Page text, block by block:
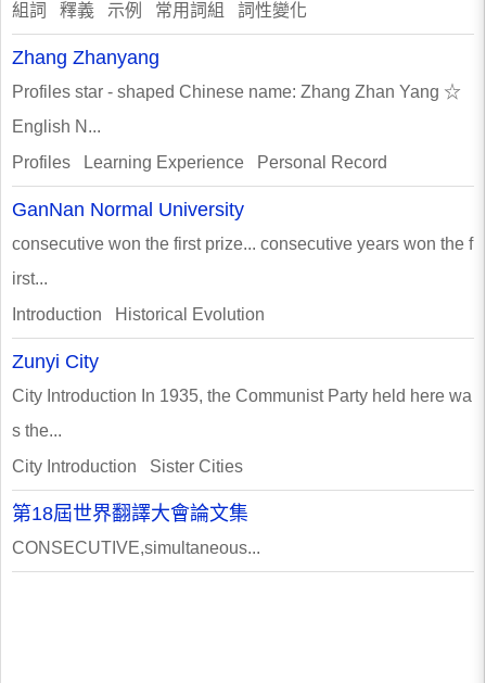
組詞 釋義 示例 常用詞組 詞性變化
Zhang Zhanyang
Profiles star - shaped Chinese name: Zhang Zhan Yang ☆
English N...
Profiles Learning Experience Personal Record
GanNan Normal University
consecutive won the first prize... consecutive years won the f
irst...
Introduction Historical Evolution
Zunyi City
City Introduction In 1935, the Communist Party held here wa
s the...
City Introduction Sister Cities
第18屆世界翻譯大會論文集
CONSECUTIVE,simultaneous...